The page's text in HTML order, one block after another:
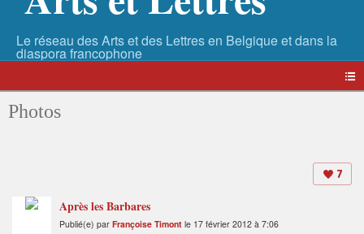
Photos
7
Après les Barbares
Publié(e) par Françoise Timont le 17 février 2012 à 7:06